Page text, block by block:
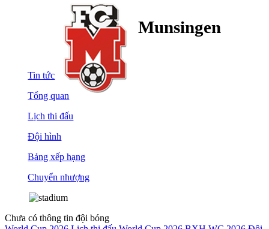
Munsingen
Tin tức
Tổng quan
Lịch thi đấu
Đội hình
Bảng xếp hạng
Chuyển nhượng
Chưa có thông tin đội bóng